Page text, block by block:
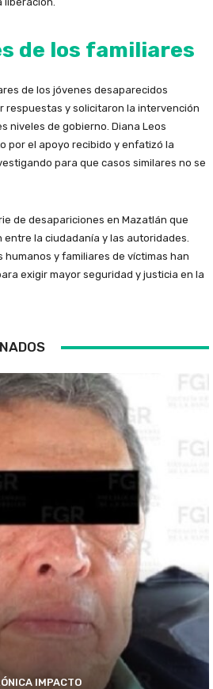
de los familiares
de los jóvenes desaparecidos
respuestas y solicitaron la intervención
niveles de gobierno. Diana Leos
por el apoyo recibido y enfatizó la
para que casos similares no se
de desapariciones en Mazatlán que
la ciudadanía y las autoridades.
humanos y familiares de víctimas han
exigir mayor seguridad y justicia en la
IMPACTO